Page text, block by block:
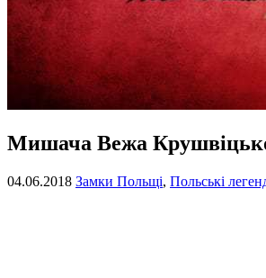
Мишача Вежа
04.06.2018 Замки Польщі, Польські